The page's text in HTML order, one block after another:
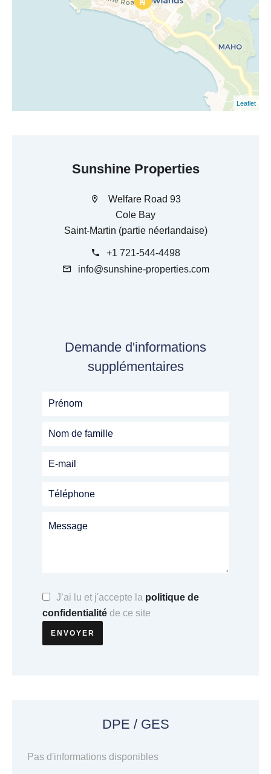
Leaflet
Sunshine Properties
Welfare Road 93
Cole Bay
Saint-Martin (partie néerlandaise)
+1 721-544-4498
info@sunshine-properties.com
Demande d'informations
supplémentaires
J’ai lu et j'accepte la politique de
confidentialité de ce site
ENVOYER
DPE / GES
Pas d'informations disponibles